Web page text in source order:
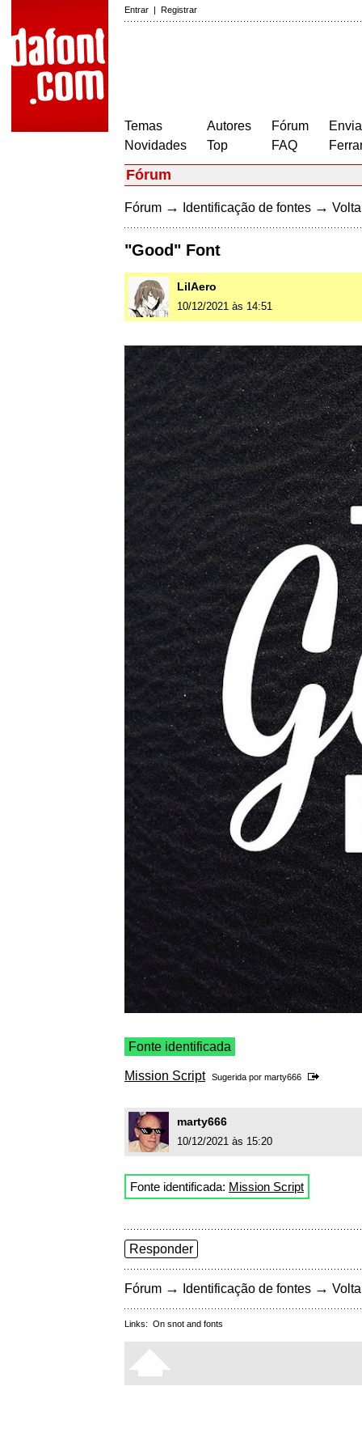
Entrar | Registrar
Temas
Novidades
Autores
Top
Fórum
FAQ
Fórum
Fórum → Identificação de fontes →
"Good" Font
LilAero
10/12/2021 às 14:51
Fonte identificada
Mission Script Sugerida por marty666
marty666
10/12/2021 às 15:20
Fonte identificada: Mission Script
Responder
Fórum → Identificação de fontes →
Links: On snot and fonts